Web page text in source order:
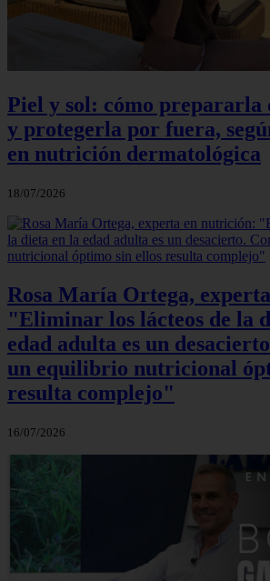
Piel y sol: cómo prepararla
y protegerla por fuera,
en nutrición dermatológica
18/07/2026
Rosa María Ortega,
"Eliminar los lácteos de la
edad adulta es un
un equilibrio nutricional
resulta complejo"
16/07/2026